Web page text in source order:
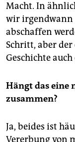
Macht. In
wir irgendwann
abschaffen
Schritt, aber der
Geschichte
Hängt das eine
zusammen?
Ja, beides ist
Vererbung von